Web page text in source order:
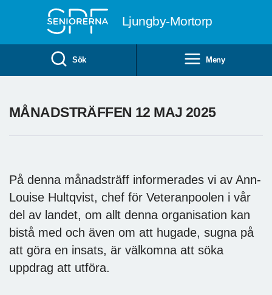
Ljungby-Mortorp
Sök Meny
MÅNADSTRÄFFEN 12 MAJ 2025
På denna månadsträff informerades vi av Ann-
Louise Hultqvist, chef för Veteranpoolen i vår
del av landet, om allt denna organisation kan
bistå med och även om att hugade, sugna på
att göra en insats, är välkomna att söka
uppdrag att utföra.